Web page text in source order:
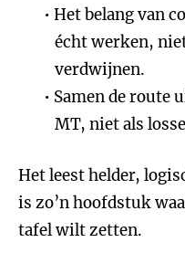
Het belang van
écht werken,
verdwijnen.
Samen de route
MT, niet als
Het leest helder,
is zo’n hoofdstuk
tafel wilt zetten.